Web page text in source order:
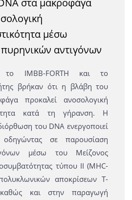
μέσω
αντιγόνων
το IMBB-FORTH και το
βρήκαν ότι η βλάβη του
προκαλεί ανοσολογική
κατά τη γήρανση. Η
του DNA ενεργοποιεί
σε παρουσίαση
μέσω του Μείζονος
τύπου ΙΙ (MHC-
αποκρίσεων Τ-
και στην παραγωγή